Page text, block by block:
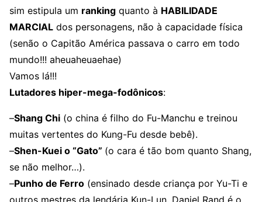
sim estipula um ranking quanto à HABILIDADE
MARCIAL dos personagens, não à capacidade física
(senão o Capitão América passava o carro em todo
mundo!!! aheuaheuaehae)
Vamos lá!!!
Lutadores hiper-mega-fodônicos:
–Shang Chi (o china é filho do Fu-Manchu e treinou
muitas vertentes do Kung-Fu desde bebê).
–Shen-Kuei o “Gato” (o cara é tão bom quanto Shang,
se não melhor…).
–Punho de Ferro (ensinado desde criança por Yu-Ti e